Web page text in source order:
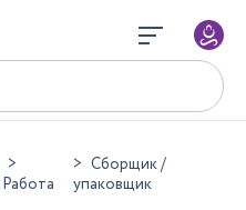
Работа
Сборщик /
упаковщик